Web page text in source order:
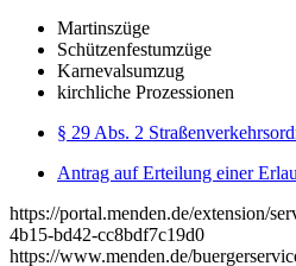
Martinszüge
Schützenfestumzüge
Karnevalsumzug
kirchliche Prozessionen
§ 29 Abs. 2
Antrag auf Erteilung einer
https://portal.menden.de/extension/
4b15-bd42-cc8bdf7c19d0
https://www.menden.de/